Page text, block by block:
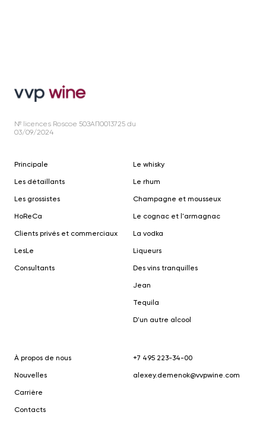
№ licences Roscoe 50ЗАП0013725 du
03/09/2024
Principale
Les détaillants
Les grossistes
HoReCa
Clients privés et commerciaux
LesLe
Consultants
Le whisky
Le rhum
Champagne et mousseux
Le cognac et l'armagnac
La vodka
Liqueurs
Des vins tranquilles
Jean
Tequila
D'un autre alcool
À propos de nous
Nouvelles
Carrière
Contacts
+7 495 223-34-00
alexey.demenok@vvpwine.com